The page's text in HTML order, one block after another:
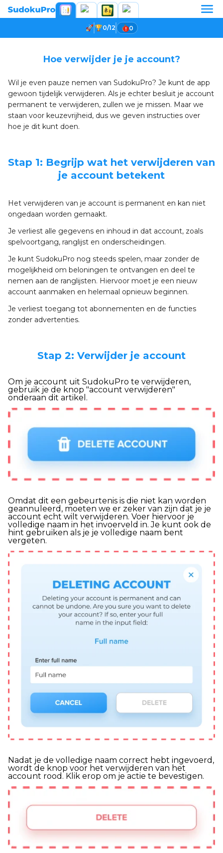
0/12 0
Hoe verwijder je je account?
Wil je even pauze nemen van SudokuPro? Je kunt de app
gewoon tijdelijk verwijderen. Als je echter besluit je account
permanent te verwijderen, zullen we je missen. Maar we
staan voor keuzevrijheid, dus we geven instructies over
hoe je dit kunt doen.
Stap 1: Begrijp wat het verwijderen van
je account betekent
Het verwijderen van je account is permanent en kan niet
ongedaan worden gemaakt.
Je verliest alle gegevens en inhoud in dat account, zoals
spelvoortgang, ranglijst en onderscheidingen.
Je kunt SudokuPro nog steeds spelen, maar zonder de
mogelijkheid om beloningen te ontvangen en deel te
nemen aan de ranglijsten. Hiervoor moet je een nieuw
account aanmaken en helemaal opnieuw beginnen.
Je verliest toegang tot abonnementen en de functies
zonder advertenties.
Stap 2: Verwijder je account
Om je account uit SudokuPro te verwijderen,
gebruik je de knop "account verwijderen"
onderaan dit artikel.
Omdat dit een gebeurtenis is die niet kan worden
geannuleerd, moeten we er zeker van zijn dat je je
account echt wilt verwijderen. Voer hiervoor je
volledige naam in het invoerveld in. Je kunt ook de
hint gebruiken als je je volledige naam bent
vergeten.
Nadat je de volledige naam correct hebt ingevoerd,
wordt de knop voor het verwijderen van het
account rood. Klik erop om je actie te bevestigen.